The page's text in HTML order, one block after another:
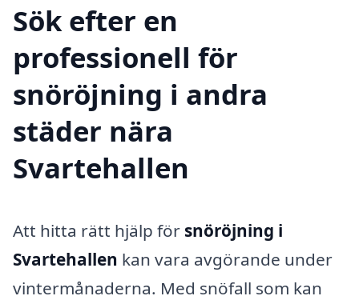
Sök efter en
professionell för
snöröjning i andra
städer nära
Svartehallen
Att hitta rätt hjälp för snöröjning i
Svartehallen kan vara avgörande under
vintermånaderna. Med snöfall som kan